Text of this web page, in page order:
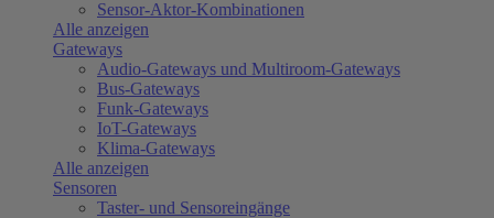
Sensor-Aktor-Kombinationen
Alle anzeigen
Gateways
Audio-Gateways und Multiroom-Gateways
Bus-Gateways
Funk-Gateways
IoT-Gateways
Klima-Gateways
Alle anzeigen
Sensoren
Taster- und Sensoreingänge